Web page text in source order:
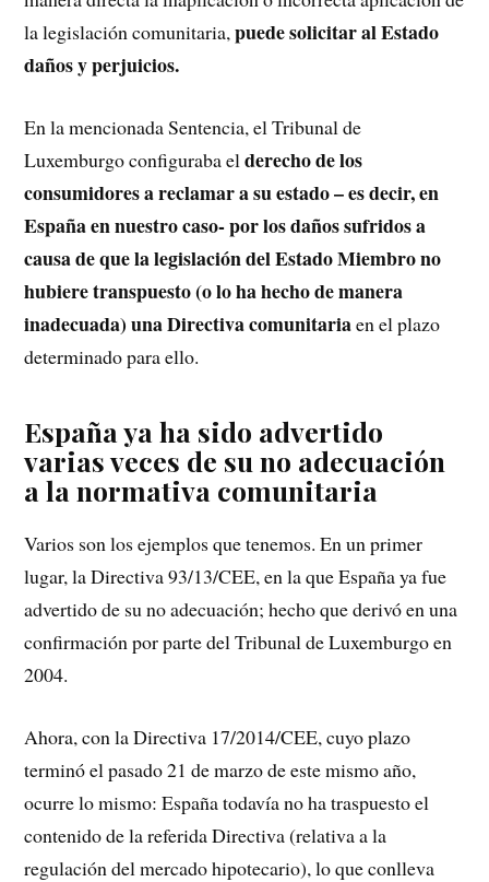
la legislación comunitaria,puede solicitar al Estado
daños y perjuicios.
En la mencionada Sentencia, el Tribunal de
Luxemburgo configuraba elderecho de los
consumidores a reclamar a su estado – es decir, en
España en nuestro caso- por los daños sufridos a
causa de que la legislación del Estado Miembro no
hubiere transpuesto (o lo ha hecho de manera
inadecuada) una Directiva comunitariaen el plazo
determinado para ello.
España ya ha sido advertido
varias veces de su no adecuación
a la normativa comunitaria
Varios son los ejemplos que tenemos. En un primer
lugar, la Directiva 93/13/CEE, en la que España ya fue
advertido de su no adecuación; hecho que derivó en una
confirmación por parte del Tribunal de Luxemburgo en
2004.
Ahora, con la Directiva 17/2014/CEE, cuyo plazo
terminó el pasado 21 de marzo de este mismo año,
ocurre lo mismo: España todavía no ha traspuesto el
contenido de la referida Directiva (relativa a la
regulación del mercado hipotecario), lo que conlleva